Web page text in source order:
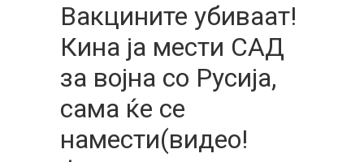
Вакцините убиваат!
Кина ја мести САД
за војна со Русија,
сама ќе се
намести(видео!